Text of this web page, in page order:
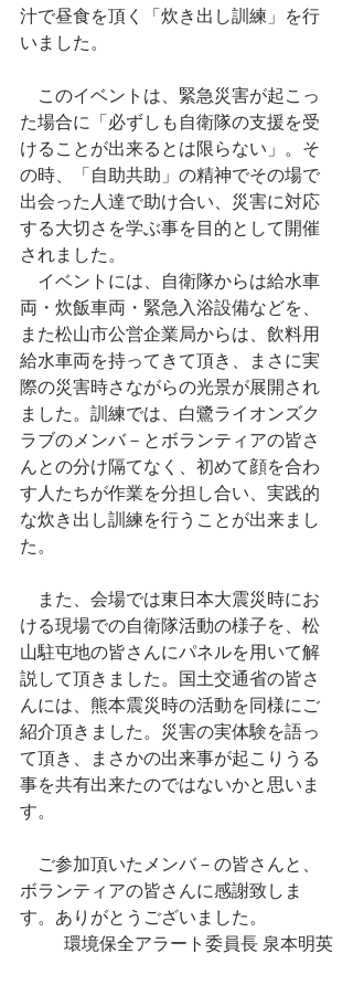
汁で昼食を頂く「炊き出し訓練」を行
いました。
このイベントは、緊急災害が起こっ
た場合に「必ずしも自衛隊の支援を受
けることが出来るとは限らない」。そ
の時、「自助共助」の精神でその場で
出会った人達で助け合い、災害に対応
する大切さを学ぶ事を目的として開催
されました。
イベントには、自衛隊からは給水車
両・炊飯車両・緊急入浴設備などを、
また松山市公営企業局からは、飲料用
給水車両を持ってきて頂き、まさに実
際の災害時さながらの光景が展開され
ました。訓練では、白鷺ライオンズク
ラブのメンバ－とボランティアの皆さ
んとの分け隔てなく、初めて顔を合わ
す人たちが作業を分担し合い、実践的
な炊き出し訓練を行うことが出来まし
た。
また、会場では東日本大震災時にお
ける現場での自衛隊活動の様子を、松
山駐屯地の皆さんにパネルを用いて解
説して頂きました。国土交通省の皆さ
んには、熊本震災時の活動を同様にご
紹介頂きました。災害の実体験を語っ
て頂き、まさかの出来事が起こりうる
事を共有出来たのではないかと思いま
す。
ご参加頂いたメンバ－の皆さんと、
ボランティアの皆さんに感謝致しま
す。ありがとうございました。
環境保全アラート委員長 泉本明英